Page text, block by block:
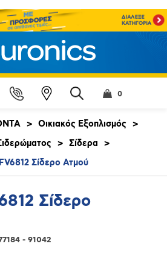
0
> Οικιακός Εξοπλισμός
>
> Σίδερα
>
Σίδερο Ατμού
Σίδερο
- 91042